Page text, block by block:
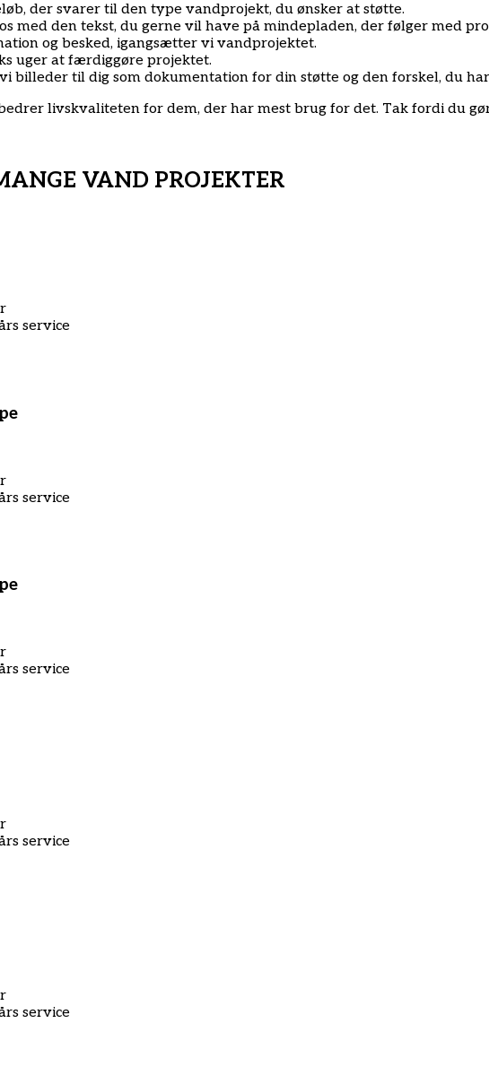
der svarer til den type vandprojekt, du ønsker at støtte.
med den tekst, du gerne vil have på mindepladen, der følger med
og besked, igangsætter vi vandprojektet.
uger at færdiggøre projektet.
billeder til dig som dokumentation for din støtte og den forskel, du
livskvaliteten for dem, der har mest brug for det. Tak fordi du
VAND PROJEKTER
service
service
service
service
service